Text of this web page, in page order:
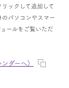
ックして追加して
パソコンやスマー
ールをご覧いただ
ダーへ）